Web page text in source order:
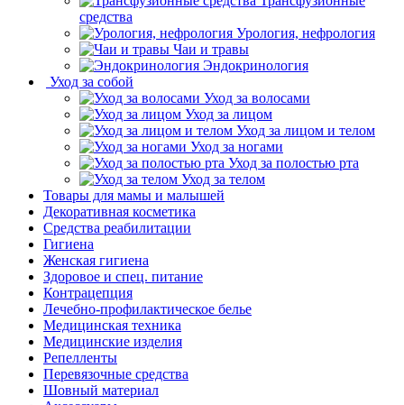
средства
Урология, нефрология
Чаи и травы
Эндокринология
Уход за собой
Уход за волосами
Уход за лицом
Уход за лицом и телом
Уход за ногами
Уход за полостью рта
Уход за телом
Товары для мамы и малышей
Декоративная косметика
Средства реабилитации
Гигиена
Женская гигиена
Здоровое и спец. питание
Контрацепция
Лечебно-профилактическое белье
Медицинская техника
Медицинские изделия
Репелленты
Перевязочные средства
Шовный материал